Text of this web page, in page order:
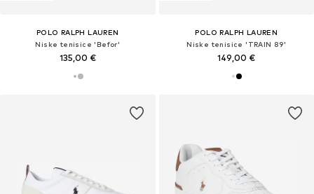
POLO RALPH LAUREN
Niske tenisice 'Befor'
135,00 €
POLO RALPH LAUREN
Niske tenisice 'TRAIN 89'
149,00 €